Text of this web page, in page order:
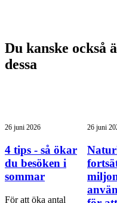
Du kanske också
dessa
26 juni 2026
4 tips - så ökar
du besöken i
sommar
För att öka antal
26 juni